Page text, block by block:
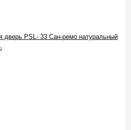
дверь PSL- 33 Сан-ремо натуральный